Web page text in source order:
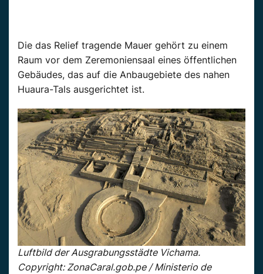
Die das Relief tragende Mauer gehört zu einem
Raum vor dem Zeremoniensaal eines öffentlichen
Gebäudes, das auf die Anbaugebiete des nahen
Huaura-Tals ausgerichtet ist.
Luftbild der Ausgrabungsstädte Vichama.
Copyright: ZonaCaral.gob.pe / Ministerio de